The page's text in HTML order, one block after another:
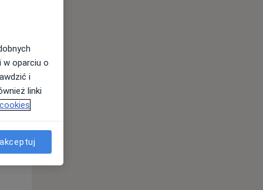
Czw,
13 Sie
w oparciu o
i
linki